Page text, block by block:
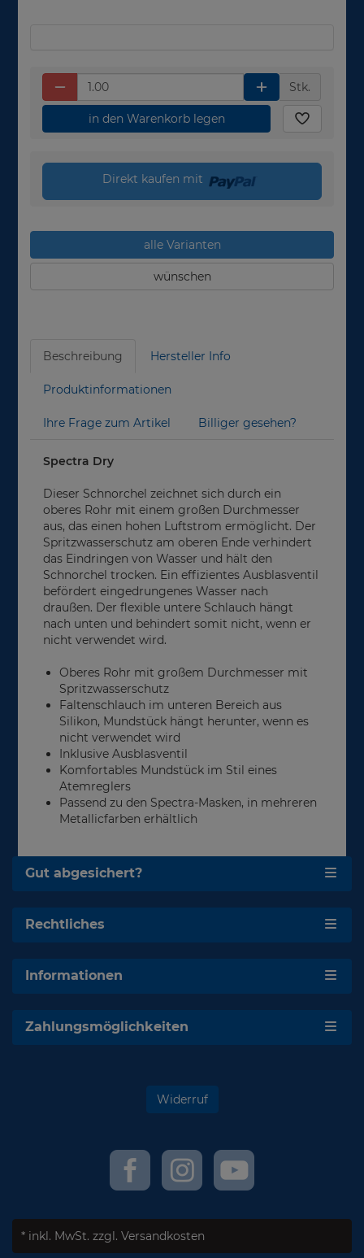
Stk.
in den Warenkorb legen
Direkt kaufen mit
alle Varianten
wünschen
Beschreibung Hersteller Info
Produktinformationen
Ihre Frage zum Artikel Billiger gesehen?
Spectra Dry
Dieser Schnorchel zeichnet sich durch ein
oberes Rohr mit einem großen Durchmesser
aus, das einen hohen Luftstrom ermöglicht. Der
Spritzwasserschutz am oberen Ende verhindert
das Eindringen von Wasser und hält den
Schnorchel trocken. Ein effizientes Ausblasventil
befördert eingedrungenes Wasser nach
draußen. Der flexible untere Schlauch hängt
nach unten und behindert somit nicht, wenn er
nicht verwendet wird.
Oberes Rohr mit großem Durchmesser mit
Spritzwasserschutz
Faltenschlauch im unteren Bereich aus
Silikon, Mundstück hängt herunter, wenn es
nicht verwendet wird
Inklusive Ausblasventil
Komfortables Mundstück im Stil eines
Atemreglers
Passend zu den Spectra-Masken, in mehreren
Metallicfarben erhältlich
Gut abgesichert?
Rechtliches
Informationen
Zahlungsmöglichkeiten
Widerruf
* inkl. MwSt. zzgl. Versandkosten